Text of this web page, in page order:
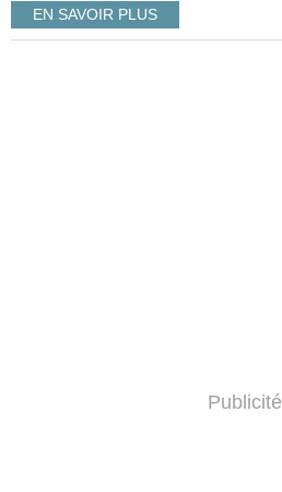
EN SAVOIR PLUS
Publicité